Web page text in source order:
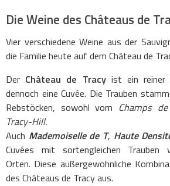
Die Weine des Châteaus de
Vier verschiedene Weine aus der
die Familie heute auf dem Château de
Der Château de Tracyist ein reiner
dennoch eine Cuvée. Die Trauben
Rebstöcken, sowohl vom Champs
Tracy-Hill.
Auch Mademoiselle de T, Haute
Cuvées mit sortengleichen Trauben
Orten. Diese außergewöhnliche
des Châteaus de Tracy aus.